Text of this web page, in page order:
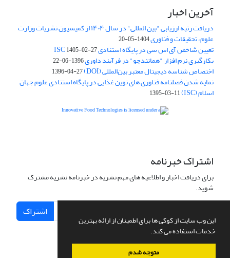
این وب سایت از کوکی ها برای اطمینان از ارائه بهترین
خدمات استفاده می کند.
متوجه شدم
آخرین اخبار
دریافت رتبه ارزیابی "بین المللی" در سال ۱۴۰۴ از کمیسیون نشریات وزارت
علوم، تحقیقات و فناوری1404-05-20
تعیین شاخص آی اس سی در پایگاه استنادی ISC1405-02-27
بکارگیری نرم افزار "همانندجو" در فرآیند داوری1396-06-22
اختصاص شناسه دیجیتال معتبر بین‌المللی (DOI) 1396-04-27
نمایه شدن فصلنامه فناوری های نوین غذایی در پایگاه استنادی علوم جهان
اسلام (ISC) 1395-03-11
اشتراک خبرنامه
برای دریافت اخبار و اطلاعیه های مهم نشریه در خبرنامه نشریه مشترک
شوید.
اشتراک